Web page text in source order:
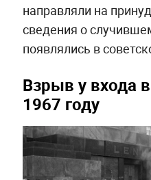
направляли на
сведения о
появлялись в
Взрыв у входа
1967 году